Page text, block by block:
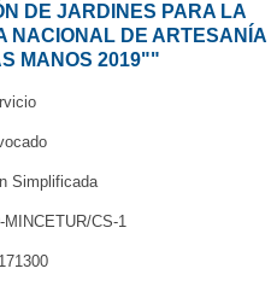
DE JARDINES PARA LA
NACIONAL DE ARTESANÍA
MANOS 2019""
Simplificada
CS-1